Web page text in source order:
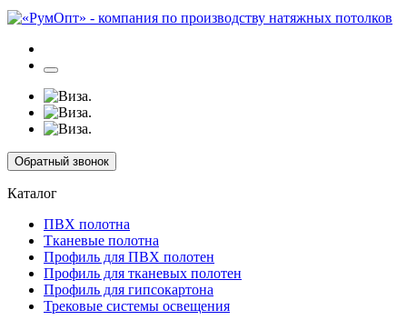
Обратный звонок
Каталог
ПВХ полотна
Тканевые полотна
Профиль для ПВХ полотен
Профиль для тканевых полотен
Профиль для гипсокартона
Трековые системы освещения